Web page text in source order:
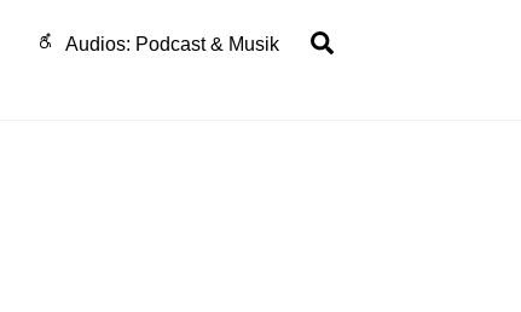
Audios: Podcast & Musik